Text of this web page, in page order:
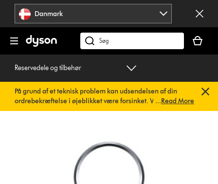
Spring
navigation
Danmark
Søg
på
er
tom
Reservedele og tilbehør
På grund af et teknisk problem kan udsendelsen af din
ordrebekræftelse i øjeblikket være forsinket. Vi arbejder
allerede på en hurtig løsning.Du behøver ikke at foretage
...Read More